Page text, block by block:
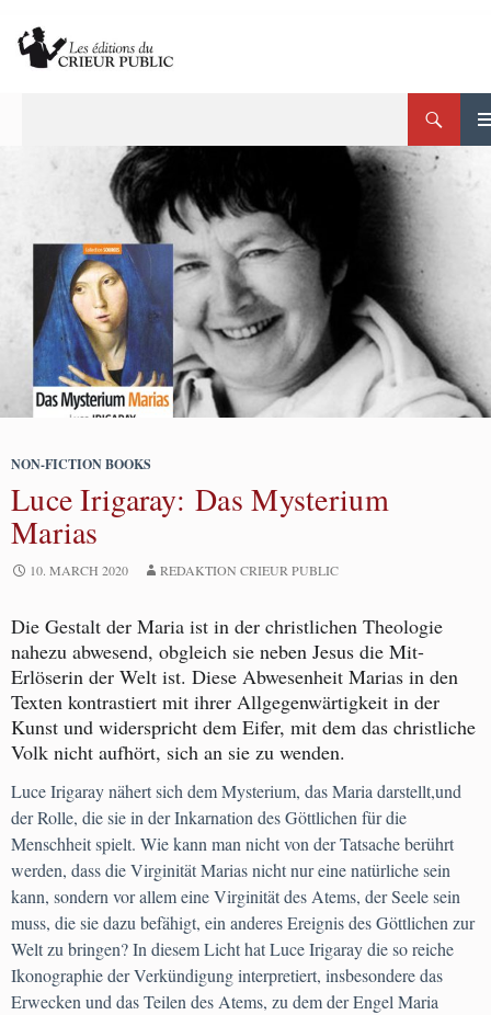
content
NON-FICTION BOOKS
Luce Irigaray: Das Mysterium
Marias
10. MARCH 2020 REDAKTION CRIEUR PUBLIC
Die Gestalt der Maria ist in der christlichen Theologie
nahezu abwesend, obgleich sie neben Jesus die Mit-
Erlöserin der Welt ist. Diese Abwesenheit Marias in den
Texten kontrastiert mit ihrer Allgegenwärtigkeit in der
Kunst und widerspricht dem Eifer, mit dem das christliche
Volk nicht aufhört, sich an sie zu wenden.
Luce Irigaray nähert sich dem Mysterium, das Maria darstellt,und
der Rolle, die sie in der Inkarnation des Göttlichen für die
Menschheit spielt. Wie kann man nicht von der Tatsache berührt
werden, dass die Virginität Marias nicht nur eine natürliche sein
kann, sondern vor allem eine Virginität des Atems, der Seele sein
muss, die sie dazu befähigt, ein anderes Ereignis des Göttlichen zur
Welt zu bringen? In diesem Licht hat Luce Irigaray die so reiche
Ikonographie der Verkündigung interpretiert, insbesondere das
Erwecken und das Teilen des Atems, zu dem der Engel Maria